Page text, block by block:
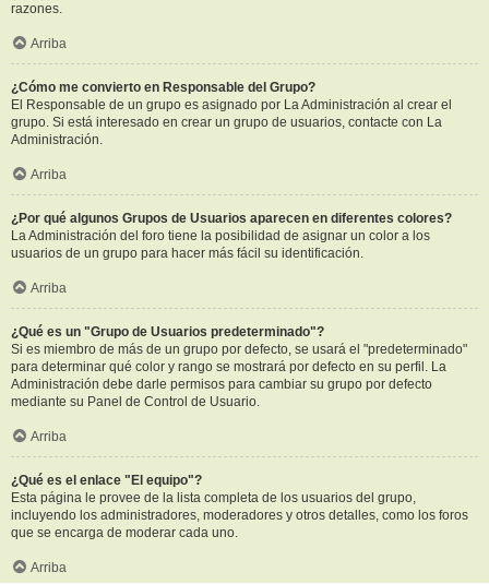
razones.
Arriba
¿Cómo me convierto en Responsable del Grupo?
El Responsable de un grupo es asignado por La Administración al crear el
grupo. Si está interesado en crear un grupo de usuarios, contacte con La
Administración.
Arriba
¿Por qué algunos Grupos de Usuarios aparecen en diferentes colores?
La Administración del foro tiene la posibilidad de asignar un color a los
usuarios de un grupo para hacer más fácil su identificación.
Arriba
¿Qué es un "Grupo de Usuarios predeterminado"?
Si es miembro de más de un grupo por defecto, se usará el "predeterminado"
para determinar qué color y rango se mostrará por defecto en su perfil. La
Administración debe darle permisos para cambiar su grupo por defecto
mediante su Panel de Control de Usuario.
Arriba
¿Qué es el enlace "El equipo"?
Esta página le provee de la lista completa de los usuarios del grupo,
incluyendo los administradores, moderadores y otros detalles, como los foros
que se encarga de moderar cada uno.
Arriba